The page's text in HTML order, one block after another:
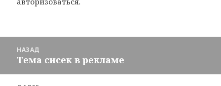
записям
НАЗАД
Предыдущая
запись:
Тема сисек в рекламе